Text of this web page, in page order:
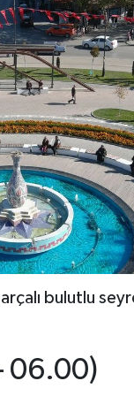
bulutlu
06.00)